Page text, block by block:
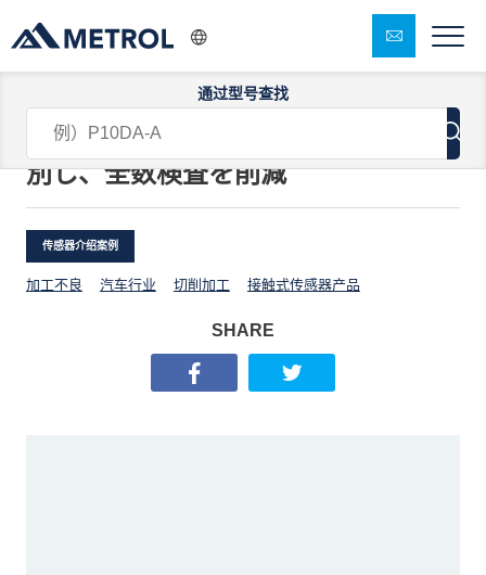
通过型号查找
タレット旋盤のバー材のL寸不良を判
別し、全数検査を削減
传感器介绍案例
加工不良 汽车行业 切削加工 接触式传感器产品
SHARE